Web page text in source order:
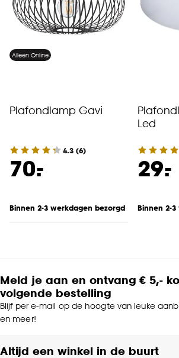
Alleen Online
Plafondlamp Gavi
4.3 (6)
70.
-
Binnen 2-3 werkdagen bezorgd
Led
29.
-
Binnen 2-
Meld je aan en ontvang € 5,-
volgende bestelling
Blijf per e-mail op de hoogte van leuke
en meer!
Altijd een winkel in de buurt